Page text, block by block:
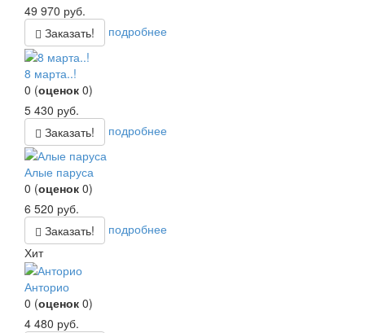
49 970 руб.
Заказать!
подробнее
8 марта..!
0 (оценок 0)
5 430 руб.
Заказать!
подробнее
Алые паруса
0 (оценок 0)
6 520 руб.
Заказать!
подробнее
Хит
Анторио
0 (оценок 0)
4 480 руб.